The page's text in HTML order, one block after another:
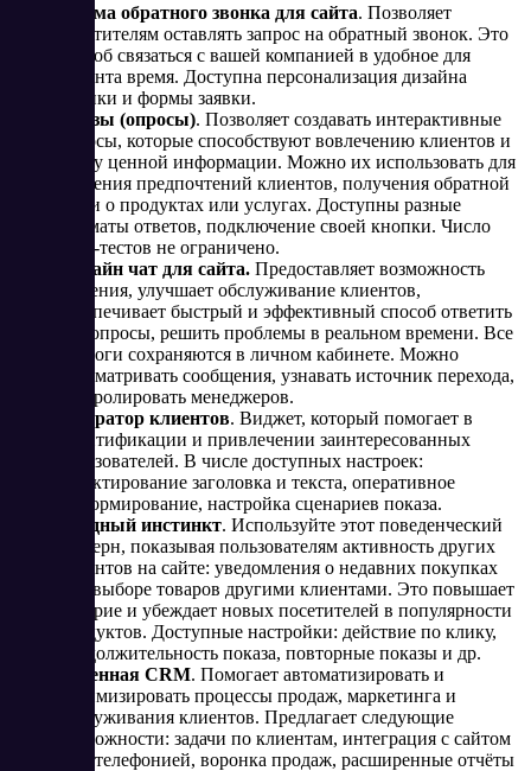
Форма обратного звонка для сайта. Позволяет
посетителям оставлять запрос на обратный звонок. Это
способ связаться с вашей компанией в удобное для
клиента время. Доступна персонализация дизайна
кнопки и формы заявки.
Квизы (опросы). Позволяет создавать интерактивные
опросы, которые способствуют вовлечению клиентов и
сбору ценной информации. Можно их использовать для
изучения предпочтений клиентов, получения обратной
связи о продуктах или услугах. Доступны разные
форматы ответов, подключение своей кнопки. Число
квиз-тестов не ограничено.
Онлайн чат для сайта. Предоставляет возможность
общения, улучшает обслуживание клиентов,
обеспечивает быстрый и эффективный способ ответить
на вопросы, решить проблемы в реальном времени. Все
диалоги сохраняются в личном кабинете. Можно
просматривать сообщения, узнавать источник перехода,
контролировать менеджеров.
Генератор клиентов. Виджет, который помогает в
идентификации и привлечении заинтересованных
пользователей. В числе доступных настроек:
редактирование заголовка и текста, оперативное
информирование, настройка сценариев показа.
Стадный инстинкт. Используйте этот поведенческий
паттерн, показывая пользователям активность других
клиентов на сайте: уведомления о недавних покупках
или выборе товаров другими клиентами. Это повышает
доверие и убеждает новых посетителей в популярности
продуктов. Доступные настройки: действие по клику,
продолжительность показа, повторные показы и др.
Огненная CRM. Помогает автоматизировать и
оптимизировать процессы продаж, маркетинга и
обслуживания клиентов. Предлагает следующие
возможности: задачи по клиентам, интеграция с сайтом
и IP-телефонией, воронка продаж, расширенные отчёты